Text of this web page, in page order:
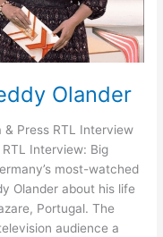
Olander
Press RTL Interview
Interview: Big
most-watched
Olander about his life
Portugal. The
audience a